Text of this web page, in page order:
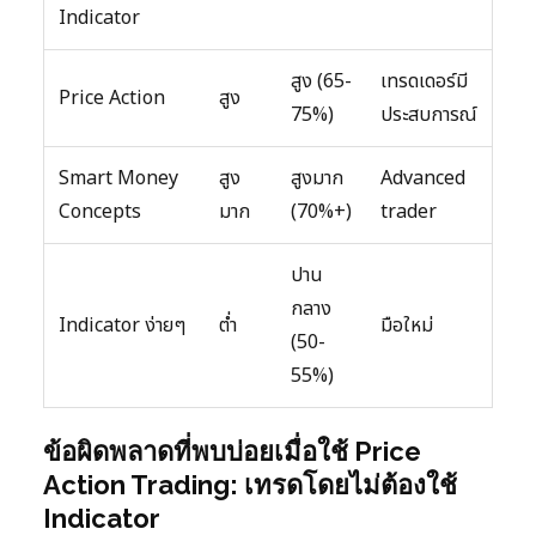
Indicator
Price Action สูง
สูง (65-
75%)
เทรดเดอร์มี
ประสบการณ์
Smart Money
Concepts
สูง
มาก
สูงมาก
(70%+)
Advanced
trader
Indicator ง่ายๆ ต่ำ
ปาน
กลาง
(50-
55%)
มือใหม่
ข้อผิดพลาดที่พบบ่อยเมื่อใช้ Price
Action Trading: เทรดโดยไม่ต้องใช้
Indicator